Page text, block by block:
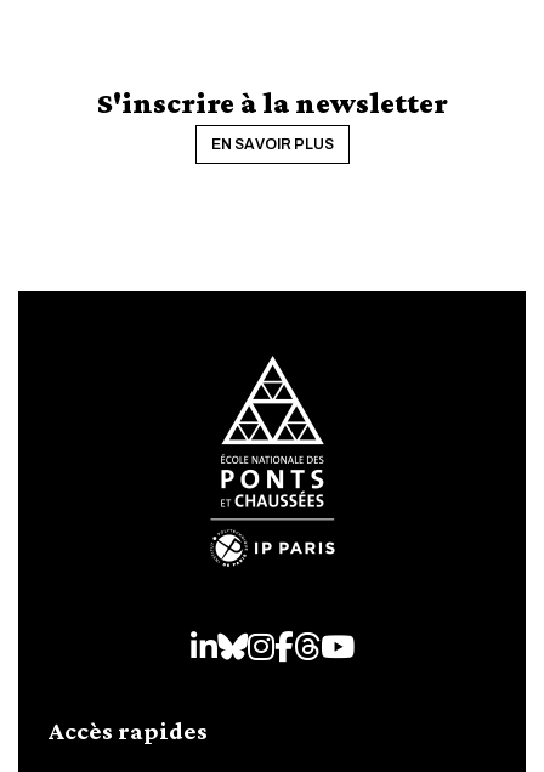
S'inscrire à la newsletter
EN SAVOIR PLUS
LinkedIn
Bluesky
Instagram
Facebook
Threads
Youtube
Accès rapides